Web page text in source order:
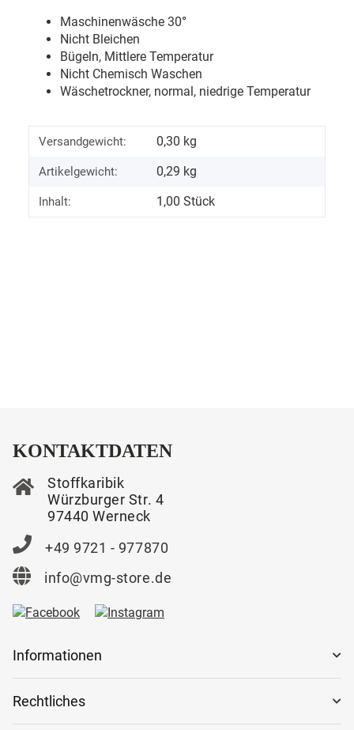
Maschinenwäsche 30°
Nicht Bleichen
Bügeln, Mittlere Temperatur
Nicht Chemisch Waschen
Wäschetrockner, normal, niedrige Temperatur
Versandgewicht: 0,30 kg
Artikelgewicht: 0,29 kg
Inhalt: 1,00 Stück
KONTAKTDATEN
Stoffkaribik
Würzburger Str. 4
97440 Werneck
+49 9721 - 977870
info@vmg-store.de
Informationen
Rechtliches